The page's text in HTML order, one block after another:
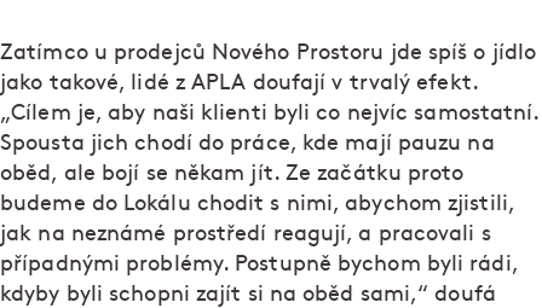
Zatímco u prodejců Nového Prostoru jde spíš o jídlo
jako takové, lidé z APLA doufají v trvalý efekt.
„Cílem je, aby naši klienti byli co nejvíc samostatní.
Spousta jich chodí do práce, kde mají pauzu na
oběd, ale bojí se někam jít. Ze začátku proto
budeme do Lokálu chodit s nimi, abychom zjistili,
jak na neznámé prostředí reagují, a pracovali s
případnými problémy. Postupně bychom byli rádi,
kdyby byli schopni zajít si na oběd sami,“ doufá